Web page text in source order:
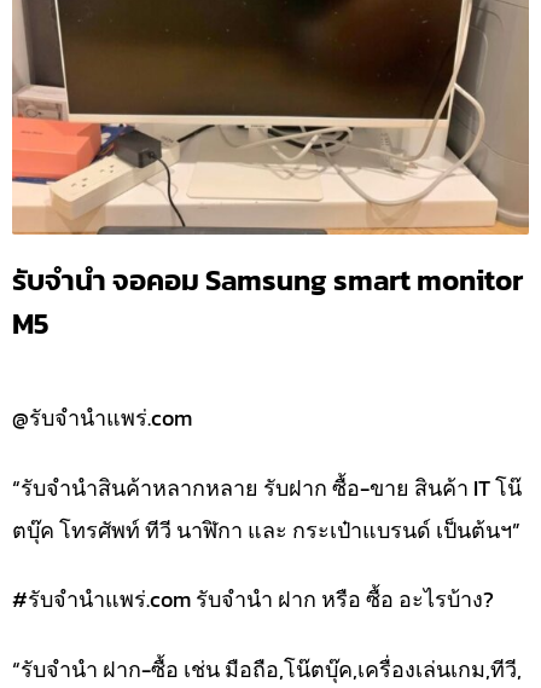
รับจำนำ จอคอม Samsung smart monitor
M5
@รับจำนำแพร่.com
“รับจำนำสินค้าหลากหลาย รับฝาก ซื้อ-ขาย สินค้า IT โน๊
ตบุ๊ค โทรศัพท์ ทีวี นาฬิกา และ กระเป๋าแบรนด์ เป็นต้นฯ”
#รับจํานําแพร่.com รับจำนำ ฝาก หรือ ซื้อ อะไรบ้าง?
“รับจำนำ ฝาก-ซื้อ เช่น มือถือ,โน๊ตบุ๊ค,เครื่องเล่นเกม,ทีวี,